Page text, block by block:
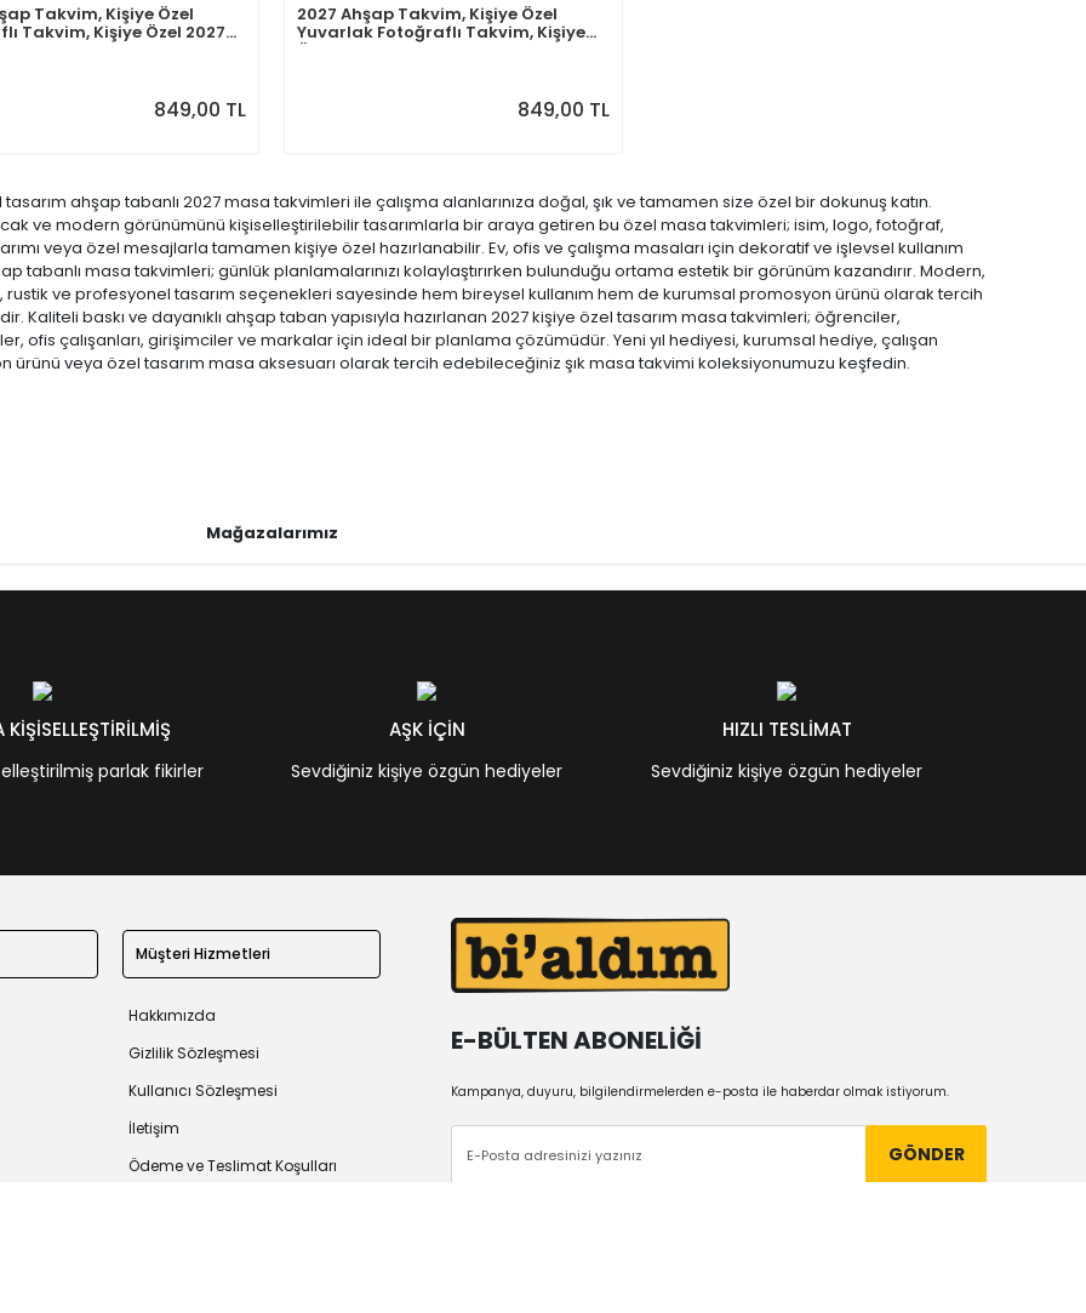
Takvim, Kişiye Özel
Takvim, Kişiye Özel 2027
849,00 TL
2027 Ahşap Takvim, Kişiye Özel
Yuvarlak Fotoğraflı Takvim, Kişiye
Özel 2027 Takvimi
849,00 TL
tasarım ahşap tabanlı 2027 masa takvimleri ile çalışma alanlarınıza doğal, şık ve tamamen size özel bir dokunuş katın.
ve modern görünümünü kişiselleştirilebilir tasarımlarla bir araya getiren bu özel masa takvimleri; isim, logo, fotoğraf,
veya özel mesajlarla tamamen kişiye özel hazırlanabilir. Ev, ofis ve çalışma masaları için dekoratif ve işlevsel kullanım
tabanlı masa takvimleri; günlük planlamalarınızı kolaylaştırırken bulunduğu ortama estetik bir görünüm kazandırır. Modern,
rustik ve profesyonel tasarım seçenekleri sayesinde hem bireysel kullanım hem de kurumsal promosyon ürünü olarak tercih
Kaliteli baskı ve dayanıklı ahşap taban yapısıyla hazırlanan 2027 kişiye özel tasarım masa takvimleri; öğrenciler,
ofis çalışanları, girişimciler ve markalar için ideal bir planlama çözümüdür. Yeni yıl hediyesi, kurumsal hediye, çalışan
ürünü veya özel tasarım masa aksesuarı olarak tercih edebileceğiniz şık masa takvimi koleksiyonumuzu keşfedin.
Mağazalarımız
parlak fikirler
AŞK İÇİN
Sevdiğiniz kişiye özgün hediyeler
HIZLI TESLİMAT
Sevdiğiniz kişiye özgün hediyeler
Müşteri Hizmetleri
Hakkımızda
Gizlilik Sözleşmesi
Kullanıcı Sözleşmesi
İletişim
Ödeme ve Teslimat Koşulları
E-BÜLTEN ABONELİĞİ
Kampanya, duyuru, bilgilendirmelerden e-posta ile haberdar olmak istiyorum.
GÖNDER